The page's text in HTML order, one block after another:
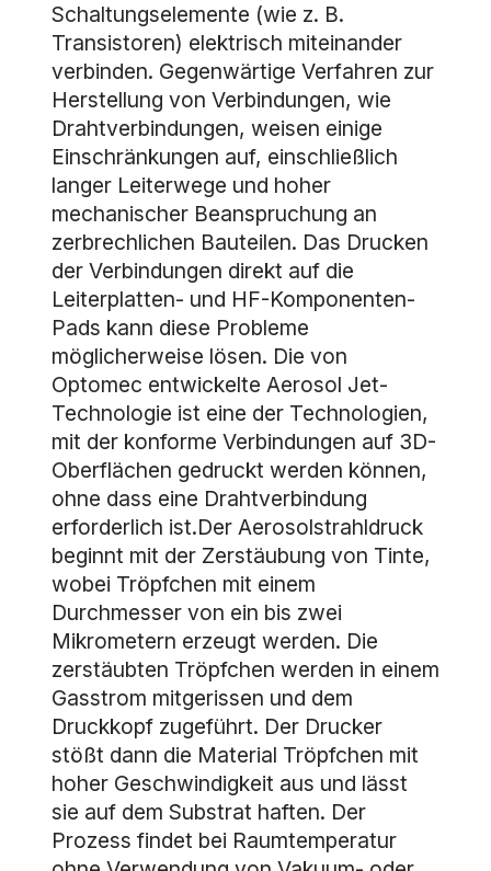
Schaltungselemente (wie z. B.
Transistoren) elektrisch miteinander
verbinden. Gegenwärtige Verfahren zur
Herstellung von Verbindungen, wie
Drahtverbindungen, weisen einige
Einschränkungen auf, einschließlich
langer Leiterwege und hoher
mechanischer Beanspruchung an
zerbrechlichen Bauteilen. Das Drucken
der Verbindungen direkt auf die
Leiterplatten- und HF-Komponenten-
Pads kann diese Probleme
möglicherweise lösen. Die von
Optomec entwickelte Aerosol Jet-
Technologie ist eine der Technologien,
mit der konforme Verbindungen auf 3D-
Oberflächen gedruckt werden können,
ohne dass eine Drahtverbindung
erforderlich ist.Der Aerosolstrahldruck
beginnt mit der Zerstäubung von Tinte,
wobei Tröpfchen mit einem
Durchmesser von ein bis zwei
Mikrometern erzeugt werden. Die
zerstäubten Tröpfchen werden in einem
Gasstrom mitgerissen und dem
Druckkopf zugeführt. Der Drucker
stößt dann die Material Tröpfchen mit
hoher Geschwindigkeit aus und lässt
sie auf dem Substrat haften. Der
Prozess findet bei Raumtemperatur